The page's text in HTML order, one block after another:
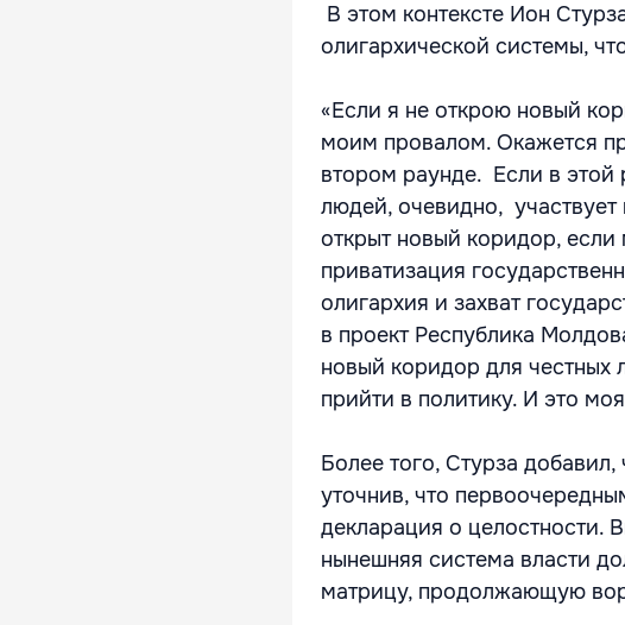
В этом контексте Ион
олигархической системы,
«Если я не открою новый
моим провалом. Окажется
втором раунде. Если в этой
людей, очевидно,
открыт новый коридор,
приватизация
олигархия и захват
в проект Республика
новый коридор для честных
прийти в политику. И это
Более того, Стурза
уточнив, что
декларация о целостности.
нынешняя система власти
матрицу, продолжающую